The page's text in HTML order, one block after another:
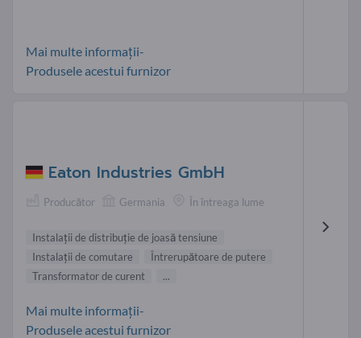
Mai multe informații-
Produsele acestui furnizor
Eaton Industries GmbH
Producător Germania În întreaga lume
Instalaţii de distribuţie de joasă tensiune
Instalaţii de comutare
Întrerupătoare de putere
Transformator de curent
...
Mai multe informații-
Produsele acestui furnizor